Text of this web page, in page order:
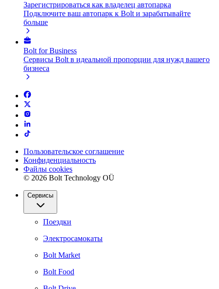
Зарегистрироваться как владелец автопарка
Подключите ваш автопарк к Bolt и зарабатывайте
больше
Bolt for Business
Сервисы Bolt в идеальной пропорции для нужд вашего
бизнеса
Пользовательское соглашение
Конфиденциальность
Файлы cookies
© 2026 Bolt Technology OÜ
Сервисы
Поездки
Электросамокаты
Bolt Market
Bolt Food